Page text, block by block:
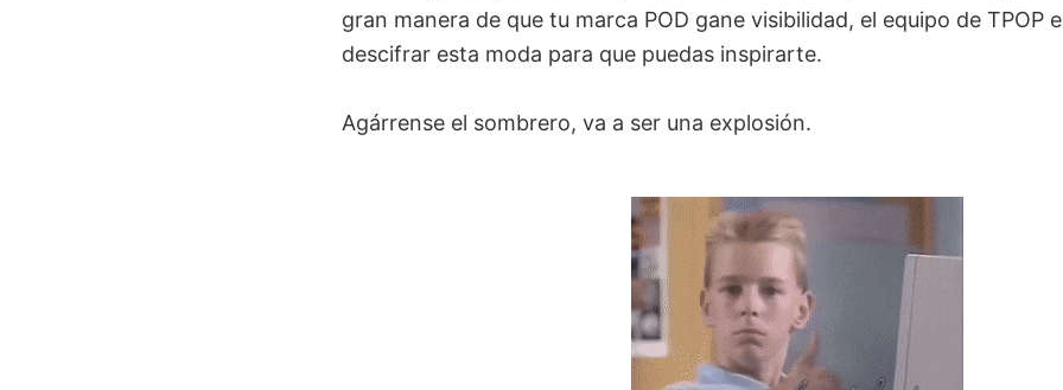
gran manera de que tu marca POD gane visibilidad, el equipo de TPOP
descifrar esta moda para que puedas inspirarte.
Agárrense el sombrero, va a ser una explosión.